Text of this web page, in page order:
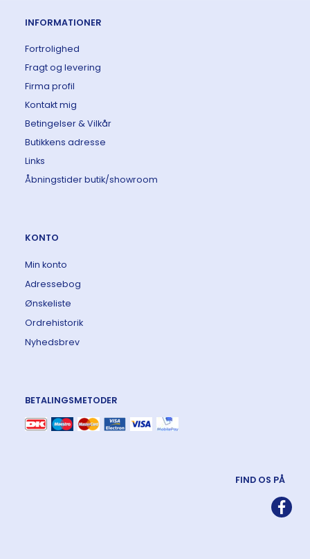
INFORMATIONER
Fortrolighed
Fragt og levering
Firma profil
Kontakt mig
Betingelser & Vilkår
Butikkens adresse
Links
Åbningstider butik/showroom
KONTO
Min konto
Adressebog
Ønskeliste
Ordrehistorik
Nyhedsbrev
BETALINGSMETODER
FIND OS PÅ